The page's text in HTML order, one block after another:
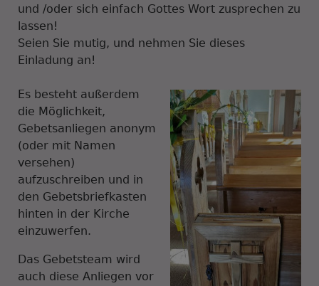
und /oder sich einfach Gottes Wort zusprechen zu
lassen!
Seien Sie mutig, und nehmen Sie dieses
Einladung an!
Es besteht außerdem
die Möglichkeit,
Gebetsanliegen anonym
(oder mit Namen
versehen)
aufzuschreiben und in
den Gebetsbriefkasten
hinten in der Kirche
einzuwerfen.
Das Gebetsteam wird
auch diese Anliegen vor